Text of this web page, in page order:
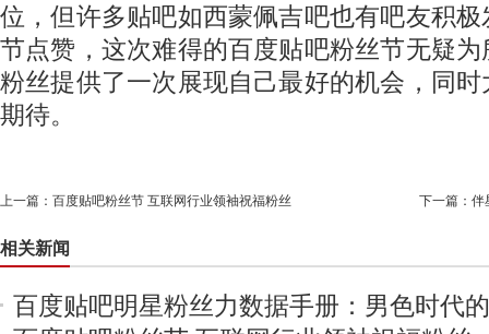
位，但许多贴吧如西蒙佩吉吧也有吧友积
节点赞，这次难得的百度贴吧粉丝节无疑
粉丝提供了一次展现自己最好的机会，同
期待。
上一篇： 百度贴吧粉丝节 互联网行业领袖祝福粉丝 下一篇： 伴
相关新闻
百度贴吧明星粉丝力数据手册：男色时代